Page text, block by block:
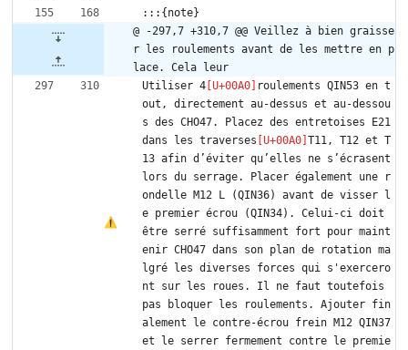
:::{note}
@ -297,7 +310,7 @@ Veillez à bien graisse
r les roulements avant de les mettre en p
lace. Cela leur
Utiliser 4
roulements QIN53 en t
out, directement au-dessus et au-dessou
s des CHO47. Placez des entretoises E21
dans les traverses
T11, T12 et T
13 afin d’éviter qu’elles ne s’écrasent
lors du serrage. Placer également une r
ondelle M12 L (QIN36) avant de visser l
e premier écrou (QIN34). Celui-ci doit
être serré suffisamment fort pour maint
enir CHO47 dans son plan de rotation ma
lgré les diverses forces qui s'exercero
nt sur les roues. Il ne faut toutefois
pas bloquer les roulements. Ajouter fin
alement le contre-écrou frein M12 QIN37
et le serrer fermement contre le premie